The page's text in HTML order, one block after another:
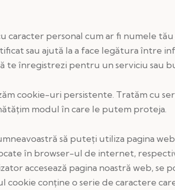
personal cum ar fi numele
sau ajută la a face legătura între
te înregistrezi pentru un serviciu sau
cookie-uri persistente. Tratăm cu
modul în care le putem proteja.
să puteți utiliza pagina
în browser-ul de internet,
accesează pagina noastră web, se
cookie conține o serie de caractere